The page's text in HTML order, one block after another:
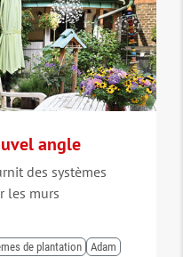
angle
des systèmes
les murs
de plantation
Adam